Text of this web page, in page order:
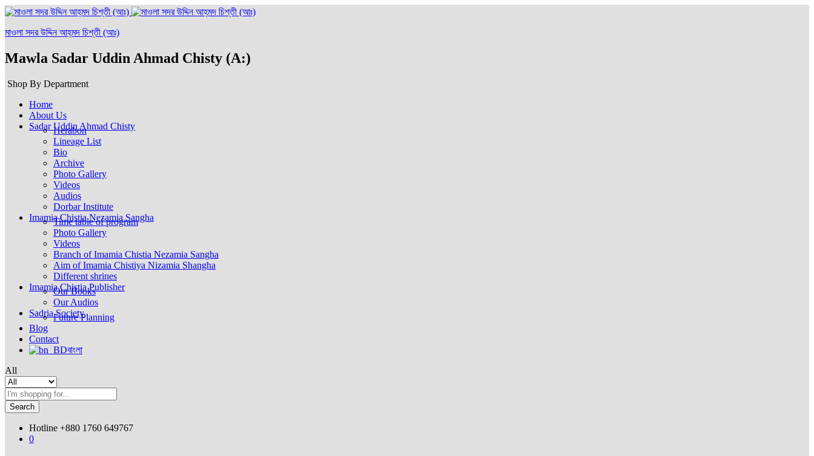
মাওলা সদর উদ্দিন আহ্‌মদ চিশ্‌তী (আঃ)
Mawla Sadar Uddin Ahmad Chisty (A:)
Shop By Department
Home
About Us
Sadar Uddin Ahmad Chisty
Herabon
Lineage List
Bio
Archive
Photo Gallery
Videos
Audios
Dorbar Institute
Imamia Chistia Nezamia Sangha
Time table of program
Photo Gallery
Videos
Branch of Imamia Chistia Nezamia Sangha
Aim of Imamia Chistiya Nizamia Shangha
Different shrines
Imamia Chistia Publisher
Our Books
Our Audios
Sadria Society
Future Planning
Blog
Contact
বাংলা
All
Search
Hotline +880 1760 649767
0